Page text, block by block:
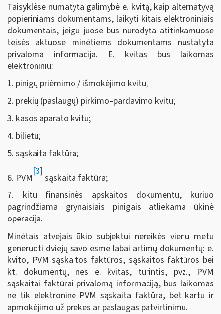
Taisyklėse numatyta galimybė e. kvitą, kaip alternatyvą
popieriniams dokumentams, laikyti kitais elektroniniais
dokumentais, jeigu juose bus nurodyta atitinkamuose
teisės aktuose minėtiems dokumentams nustatyta
privaloma informacija. E. kvitas bus laikomas
elektroniniu:
1. pinigų priėmimo / išmokėjimo kvitu;
2. prekių (paslaugų) pirkimo–pardavimo kvitu;
3. kasos aparato kvitu;
4. bilietu;
5. sąskaita faktūra;
6. PVM
[3]
sąskaita faktūra;
7. kitu finansinės apskaitos dokumentu, kuriuo
pagrindžiama grynaisiais pinigais atliekama ūkinė
operacija.
Minėtais atvejais ūkio subjektui nereikės vienu metu
generuoti dviejų savo esme labai artimų dokumentų: e.
kvito, PVM sąskaitos faktūros, sąskaitos faktūros bei
kt. dokumentų, nes e. kvitas, turintis, pvz., PVM
sąskaitai faktūrai privalomą informaciją, bus laikomas
ne tik elektronine PVM sąskaita faktūra, bet kartu ir
apmokėjimo už prekes ar paslaugas patvirtinimu.